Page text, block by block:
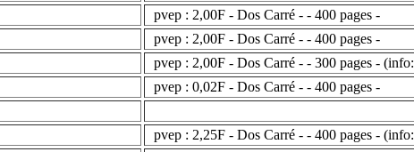
pvep : 2,00F - Dos Carré - - 400 pages -
pvep : 2,00F - Dos Carré - - 400 pages -
pvep : 2,00F - Dos Carré - - 300 pages - (info:
pvep : 0,02F - Dos Carré - - 400 pages -
pvep : 2,25F - Dos Carré - - 400 pages - (info: